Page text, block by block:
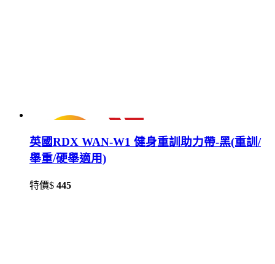
英國RDX WAN-W1 健身重訓助⼒帶-黑(重訓/
舉重/硬舉適用)
特價$ 445